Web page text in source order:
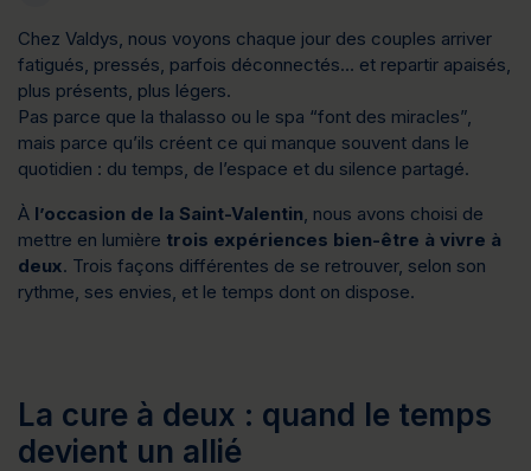
Chez Valdys, nous voyons chaque jour des couples arriver
fatigués, pressés, parfois déconnectés… et repartir apaisés,
plus présents, plus légers.
Pas parce que la thalasso ou le spa “font des miracles”,
mais parce qu’ils créent ce qui manque souvent dans le
quotidien : du temps, de l’espace et du silence partagé.
À l’occasion de la Saint-Valentin , nous avons choisi de
mettre en lumière trois expériences bien-être à vivre à
deux. Trois façons différentes de se retrouver, selon son
rythme, ses envies, et le temps dont on dispose.
La cure à deux : quand le temps
devient un allié